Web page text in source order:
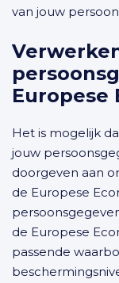
van jouw
Europese
Het is mogelijk
jouw
doorgeven aan
de Europese
de Europese
passende